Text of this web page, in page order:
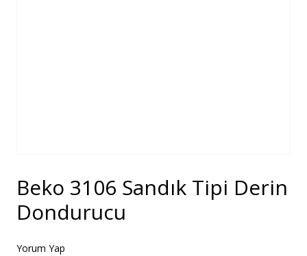
Beko 3106 Sandık Tipi Derin
Dondurucu
Yorum Yap